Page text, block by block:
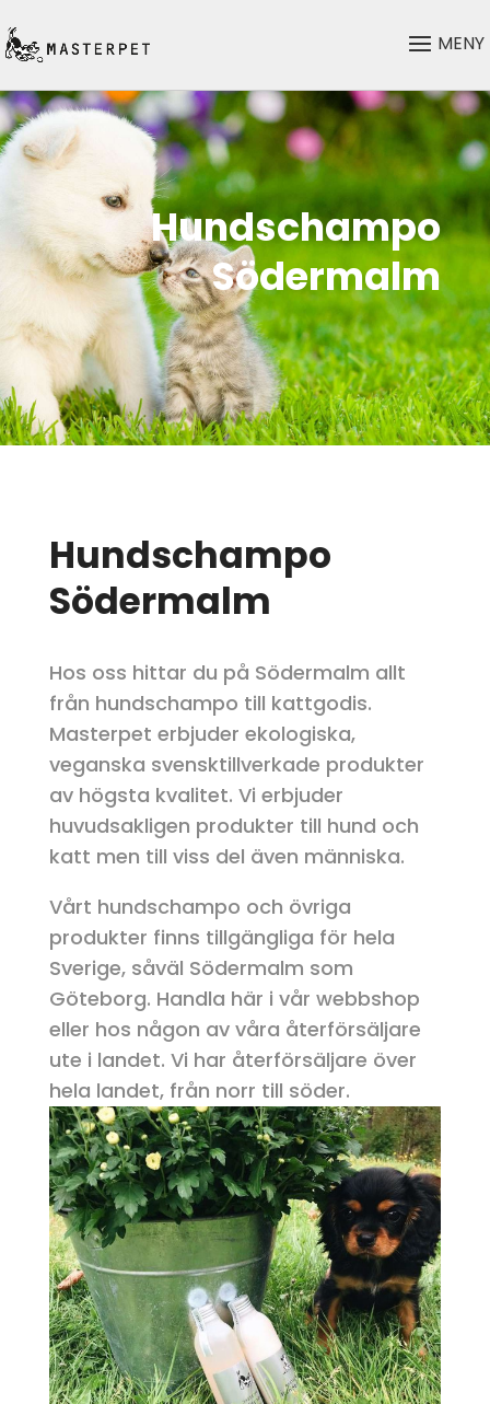
Hundschampo
Södermalm
Hundschampo
Södermalm
Hos oss hittar du på Södermalm allt
från hundschampo till kattgodis.
Masterpet erbjuder ekologiska,
veganska svensktillverkade produkter
av högsta kvalitet. Vi erbjuder
huvudsakligen produkter till hund och
katt men till viss del även människa.
Vårt hundschampo och övriga
produkter finns tillgängliga för hela
Sverige, såväl Södermalm som
Göteborg. Handla här i vår webbshop
eller hos någon av våra återförsäljare
ute i landet. Vi har återförsäljare över
hela landet, från norr till söder.